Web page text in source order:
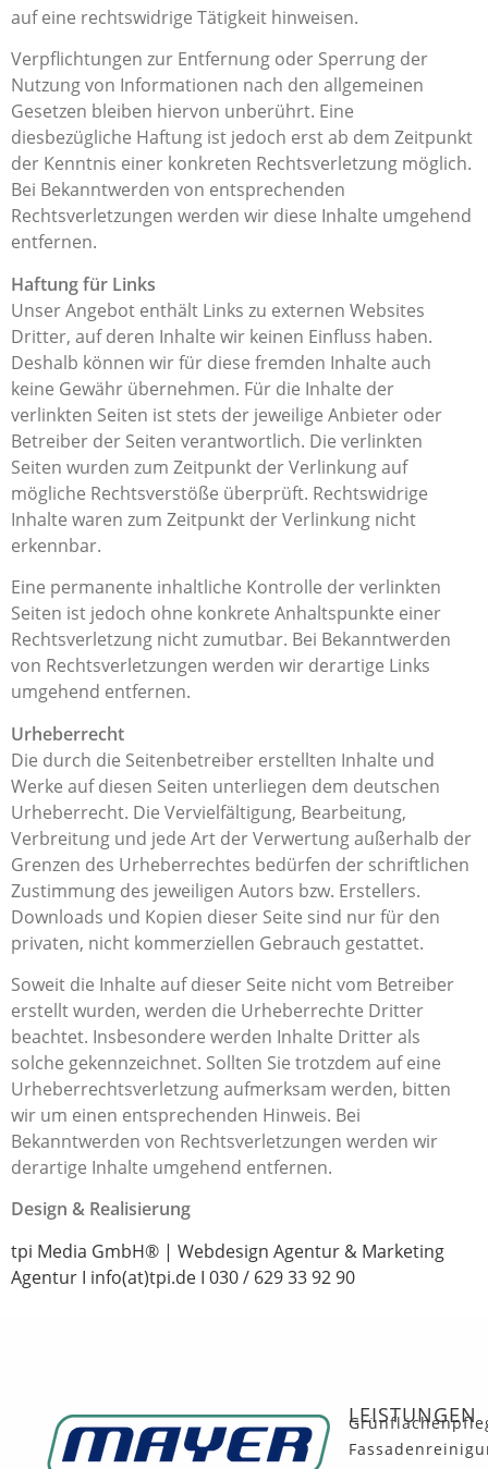
auf eine rechtswidrige Tätigkeit hinweisen.
Verpflichtungen zur Entfernung oder Sperrung der
Nutzung von Informationen nach den allgemeinen
Gesetzen bleiben hiervon unberührt. Eine
diesbezügliche Haftung ist jedoch erst ab dem Zeitpunkt
der Kenntnis einer konkreten Rechtsverletzung möglich.
Bei Bekanntwerden von entsprechenden
Rechtsverletzungen werden wir diese Inhalte umgehend
entfernen.
Haftung für Links
Unser Angebot enthält Links zu externen Websites
Dritter, auf deren Inhalte wir keinen Einfluss haben.
Deshalb können wir für diese fremden Inhalte auch
keine Gewähr übernehmen. Für die Inhalte der
verlinkten Seiten ist stets der jeweilige Anbieter oder
Betreiber der Seiten verantwortlich. Die verlinkten
Seiten wurden zum Zeitpunkt der Verlinkung auf
mögliche Rechtsverstöße überprüft. Rechtswidrige
Inhalte waren zum Zeitpunkt der Verlinkung nicht
erkennbar.
Eine permanente inhaltliche Kontrolle der verlinkten
Seiten ist jedoch ohne konkrete Anhaltspunkte einer
Rechtsverletzung nicht zumutbar. Bei Bekanntwerden
von Rechtsverletzungen werden wir derartige Links
umgehend entfernen.
Urheberrecht
Die durch die Seitenbetreiber erstellten Inhalte und
Werke auf diesen Seiten unterliegen dem deutschen
Urheberrecht. Die Vervielfältigung, Bearbeitung,
Verbreitung und jede Art der Verwertung außerhalb der
Grenzen des Urheberrechtes bedürfen der schriftlichen
Zustimmung des jeweiligen Autors bzw. Erstellers.
Downloads und Kopien dieser Seite sind nur für den
privaten, nicht kommerziellen Gebrauch gestattet.
Soweit die Inhalte auf dieser Seite nicht vom Betreiber
erstellt wurden, werden die Urheberrechte Dritter
beachtet. Insbesondere werden Inhalte Dritter als
solche gekennzeichnet. Sollten Sie trotzdem auf eine
Urheberrechtsverletzung aufmerksam werden, bitten
wir um einen entsprechenden Hinweis. Bei
Bekanntwerden von Rechtsverletzungen werden wir
derartige Inhalte umgehend entfernen.
Design & Realisierung
tpi Media GmbH® | Webdesign Agentur & Marketing
Agentur I info(at)tpi.de I 030 / 629 33 92 90
LEISTUNGEN